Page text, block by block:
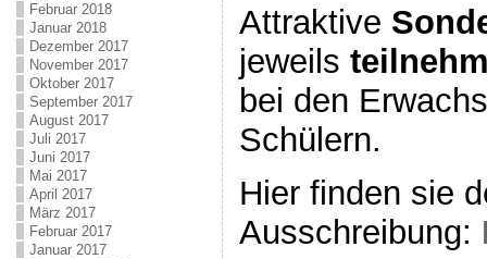
Februar 2018
Januar 2018
Dezember 2017
November 2017
Oktober 2017
September 2017
August 2017
Juli 2017
Juni 2017
Mai 2017
April 2017
März 2017
Februar 2017
Januar 2017
Attraktive
jeweils
bei den
Schülern.
Hier finden sie
Ausschreibung: